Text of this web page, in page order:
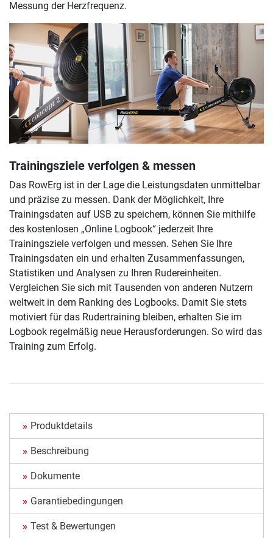
Messung der Herzfrequenz.
Trainingsziele verfolgen & messen
Das RowErg ist in der Lage die Leistungsdaten unmittelbar
und präzise zu messen. Dank der Möglichkeit, Ihre
Trainingsdaten auf USB zu speichern, können Sie mithilfe
des kostenlosen „Online Logbook“ jederzeit Ihre
Trainingsziele verfolgen und messen. Sehen Sie Ihre
Trainingsdaten ein und erhalten Zusammenfassungen,
Statistiken und Analysen zu Ihren Rudereinheiten.
Vergleichen Sie sich mit Tausenden von anderen Nutzern
weltweit in dem Ranking des Logbooks. Damit Sie stets
motiviert für das Rudertraining bleiben, erhalten Sie im
Logbook regelmäßig neue Herausforderungen. So wird das
Training zum Erfolg.
Produktdetails
Beschreibung
Dokumente
Garantiebedingungen
Test & Bewertungen